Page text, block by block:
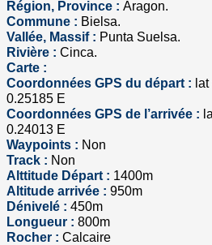
Région, Province : Aragon.
Commune : Bielsa.
Vallée, Massif : Punta Suelsa.
Rivière : Cinca.
Carte :
Coordonnées GPS du départ :
0.25185 E
Coordonnées GPS de l’arrivée :
0.24013 E
Waypoints : Non
Track : Non
Alttitude Départ : 1400m
Altitude arrivée : 950m
Dénivelé : 450m
Longueur : 800m
Rocher : Calcaire